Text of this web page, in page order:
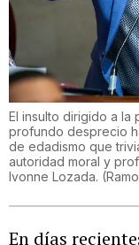
El insulto dirigido a la
profundo desprecio
de edadismo que
autoridad moral y
Ivonne Lozada. (
En días